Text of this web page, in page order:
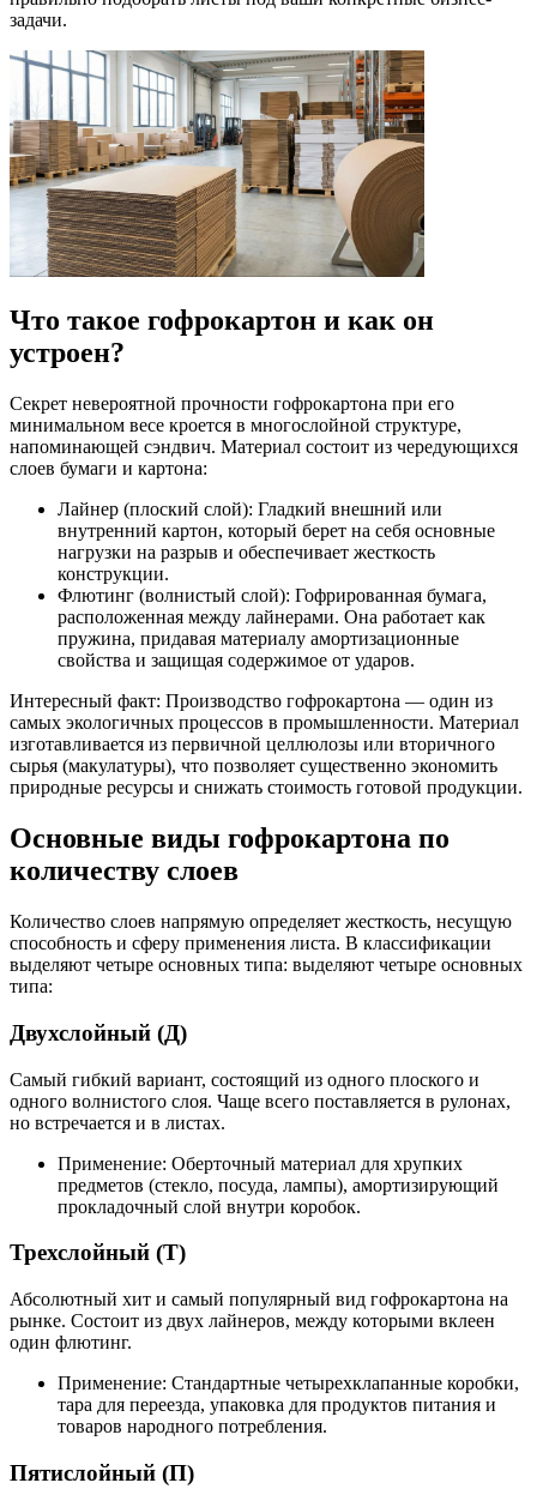
задачи.
Что такое гофрокартон и как он
устроен?
Секрет невероятной прочности гофрокартона при его
минимальном весе кроется в многослойной структуре,
напоминающей сэндвич. Материал состоит из чередующихся
слоев бумаги и картона:
Лайнер (плоский слой): Гладкий внешний или
внутренний картон, который берет на себя основные
нагрузки на разрыв и обеспечивает жесткость
конструкции.
Флютинг (волнистый слой): Гофрированная бумага,
расположенная между лайнерами. Она работает как
пружина, придавая материалу амортизационные
свойства и защищая содержимое от ударов.
Интересный факт: Производство гофрокартона — один из
самых экологичных процессов в промышленности. Материал
изготавливается из первичной целлюлозы или вторичного
сырья (макулатуры), что позволяет существенно экономить
природные ресурсы и снижать стоимость готовой продукции.
Основные виды гофрокартона по
количеству слоев
Количество слоев напрямую определяет жесткость, несущую
способность и сферу применения листа. В классификации
выделяют четыре основных типа: выделяют четыре основных
типа:
Двухслойный (Д)
Самый гибкий вариант, состоящий из одного плоского и
одного волнистого слоя. Чаще всего поставляется в рулонах,
но встречается и в листах.
Применение: Оберточный материал для хрупких
предметов (стекло, посуда, лампы), амортизирующий
прокладочный слой внутри коробок.
Трехслойный (Т)
Абсолютный хит и самый популярный вид гофрокартона на
рынке. Состоит из двух лайнеров, между которыми вклеен
один флютинг.
Применение: Стандартные четырехклапанные коробки,
тара для переезда, упаковка для продуктов питания и
товаров народного потребления.
Пятислойный (П)